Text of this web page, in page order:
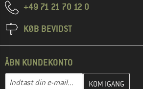
+49 71 21 70 12 0
KØB BEVIDST
ÅBN KUNDEKONTO
E-mail-adresse
Indtast din e-mailadresse her, og opret i